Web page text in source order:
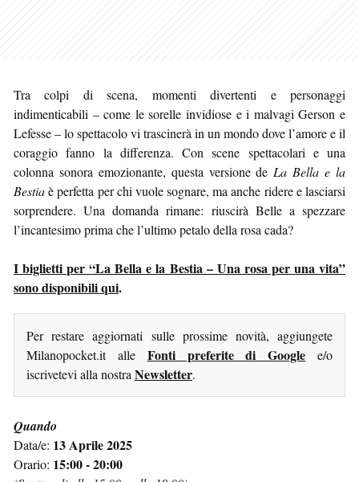
Tra colpi di scena, momenti divertenti e personaggi
indimenticabili – come le sorelle invidiose e i malvagi Gerson e
Lefesse – lo spettacolo vi trascinerà in un mondo dove l’amore e il
coraggio fanno la differenza. Con scene spettacolari e una
colonna sonora emozionante, questa versione de La Bella e la
Bestiaè perfetta per chi vuole sognare, ma anche ridere e lasciarsi
sorprendere. Una domanda rimane: riuscirà Belle a spezzare
l’incantesimo prima che l’ultimo petalo della rosa cada?
I biglietti per “La Bella e la Bestia – Una rosa per una vita”
sono disponibili qui.
Per restare aggiornati sulle prossime novità, aggiungete
Milanopocket.it alle Fonti preferite di Google e/o
iscrivetevi alla nostra Newsletter.
Quando
Data/e: 13 Aprile 2025
Orario: 15:00 - 20:00